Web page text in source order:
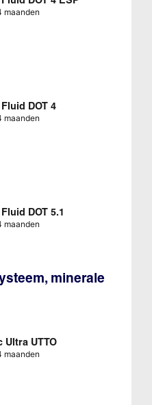
maanden
DOT 4
maanden
DOT 5.1
maanden
minerale
Ultra UTTO
maanden